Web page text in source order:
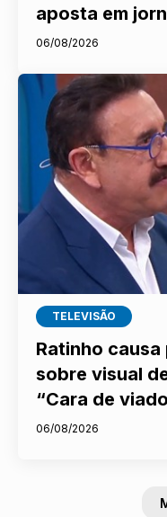
aposta em
06/08/2026
TELEVISÃO
Ratinho
sobre visual
“Cara de
06/08/2026